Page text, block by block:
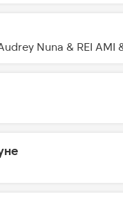
Audrey Nuna & REI